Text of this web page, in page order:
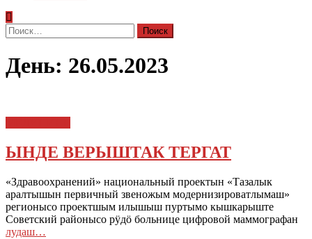
Найти:
День: 26.05.2023
ЫНДЕ ВЕРЫШТАК ТЕРГАТ
«Здравоохранений» национальный проектын «Тазалык
аралтышын первичный звеножым модернизироватлымаш»
регионысо проектшым илышыш пуртымо кышкарыште
Советский районысо рӱдӧ больнице цифровой маммографан
лудаш…